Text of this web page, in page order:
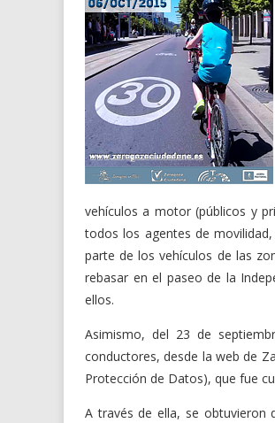
vehículos a motor (públicos y
todos los agentes de
parte de los vehículos de las
rebasar en el paseo de la
ellos.
Asimismo, del 23 de
conductores, desde la web de
Protección de Datos), que fue
A través de ella, se obtuvieron